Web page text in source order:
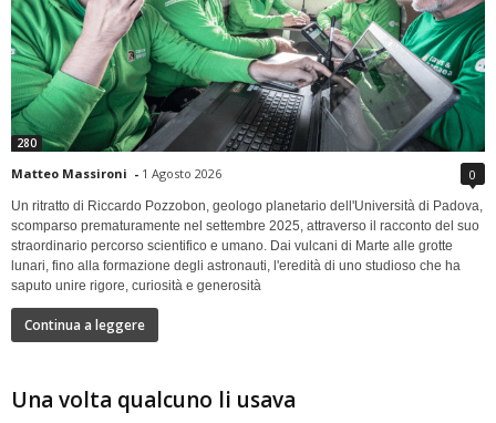
280
Matteo Massironi - 1 Agosto 2026 0
Un ritratto di Riccardo Pozzobon, geologo planetario dell'Università di Padova,
scomparso prematuramente nel settembre 2025, attraverso il racconto del suo
straordinario percorso scientifico e umano. Dai vulcani di Marte alle grotte
lunari, fino alla formazione degli astronauti, l'eredità di uno studioso che ha
saputo unire rigore, curiosità e generosità
Continua a leggere
Una volta qualcuno li usava